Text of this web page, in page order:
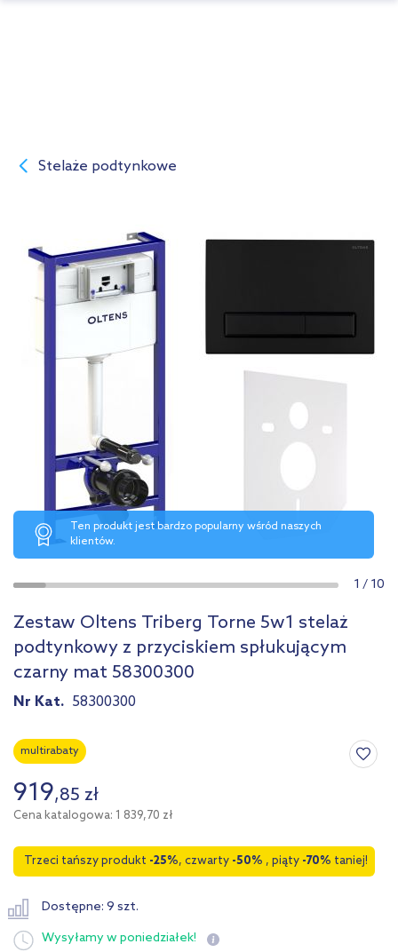
Stelaże podtynkowe
Ten produkt jest bardzo popularny wśród naszych
klientów.
1 / 10
Zestaw Oltens Triberg Torne 5w1 stelaż
podtynkowy z przyciskiem spłukującym
czarny mat 58300300
Nr Kat. 58300300
multirabaty
919,85 zł
Cena katalogowa: 1 839,70 zł
Trzeci tańszy produkt -25%, czwarty -50% , piąty -70% taniej!
Dostępne: 9 szt.
Wysyłamyw poniedziałek!